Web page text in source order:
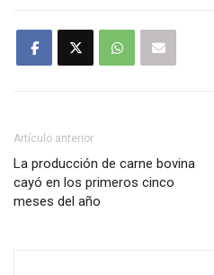
Artículo anterior
La producción de carne bovina
cayó en los primeros cinco
meses del año